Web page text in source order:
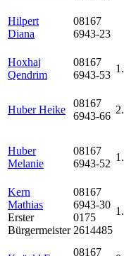
Hilpert
Diana
08167
6943-23
Hoxhaj
Qendrim
08167
6943-53
Huber Heike
08167
6943-66
Huber
Melanie
08167
6943-52
Kern
Mathias
Erster
Bürgermeister
08167
6943-30
0175
2614485
08167